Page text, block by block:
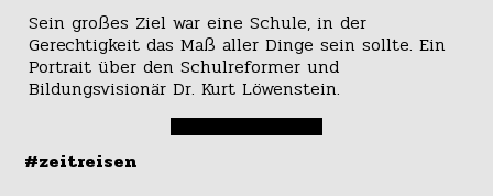
Sein großes Ziel war eine Schule, in der
Gerechtigkeit das Maß aller Dinge sein sollte. Ein
Portrait über den Schulreformer und
Bildungsvisionär Dr. Kurt Löwenstein.
#zeitreisen